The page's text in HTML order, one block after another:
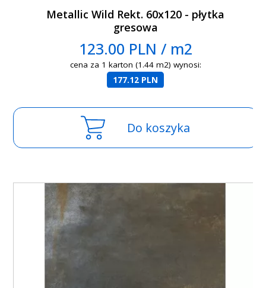
Metallic Wild Rekt. 60x120 - płytka
gresowa
123.00 PLN / m2
cena za 1 karton (1.44 m2) wynosi:
177.12 PLN
Do koszyka